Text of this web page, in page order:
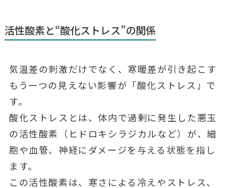
活性酸素と“酸化ストレス”の関係
気温差の刺激だけでなく、寒暖差が引き起こす
もう一つの見えない影響が「酸化ストレス」で
す。
酸化ストレスとは、体内で過剰に発生した悪玉
の活性酸素（ヒドロキシラジカルなど）が、細
胞や血管、神経にダメージを与える状態を指し
ます。
この活性酸素は、寒さによる冷えやストレス、